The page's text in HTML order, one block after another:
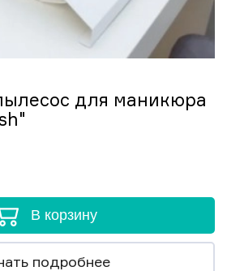
для маникюра
В корзину
подробнее